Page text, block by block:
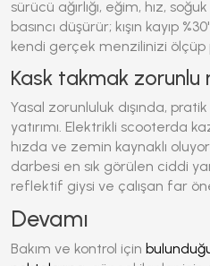
sürücü ağırlığı, eğim, hız,
basıncı düşürür; kışın kayıp
kendi gerçek menzilinizi ölçüp
Kask takmak zorunlu
Yasal zorunluluk dışında,
yatırımı. Elektrikli scooterda
hızda ve zemin kaynaklı
darbesi en sık görülen ciddi
reflektif giysi ve çalışan far
Devamı
Bakım ve kontrol için